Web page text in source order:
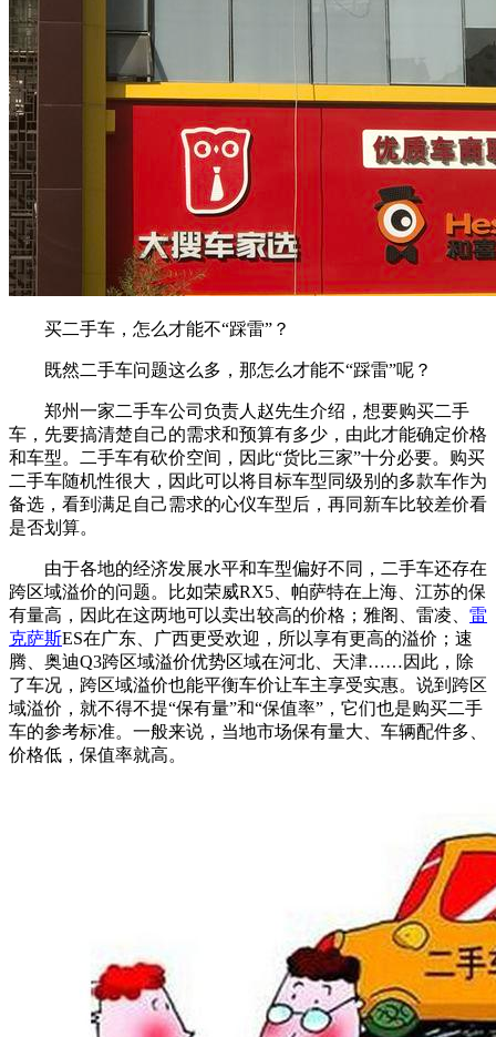
买二手车，怎么才能不“踩雷”？
既然二手车问题这么多，那怎么才能不“踩雷”呢？
郑州一家二手车公司负责人赵先生介绍，想要购买二手
车，先要搞清楚自己的需求和预算有多少，由此才能确定价格
和车型。二手车有砍价空间，因此“货比三家”十分必要。购买
二手车随机性很大，因此可以将目标车型同级别的多款车作为
备选，看到满足自己需求的心仪车型后，再同新车比较差价看
是否划算。
由于各地的经济发展水平和车型偏好不同，二手车还存在
跨区域溢价的问题。比如荣威RX5、帕萨特在上海、江苏的保
有量高，因此在这两地可以卖出较高的价格；雅阁、雷凌、 雷
克萨斯ES在广东、广西更受欢迎，所以享有更高的溢价；速
腾、奥迪Q3跨区域溢价优势区域在河北、天津……因此，除
了车况，跨区域溢价也能平衡车价让车主享受实惠。说到跨区
域溢价，就不得不提“保有量”和“保值率”，它们也是购买二手
车的参考标准。一般来说，当地市场保有量大、车辆配件多、
价格低，保值率就高。